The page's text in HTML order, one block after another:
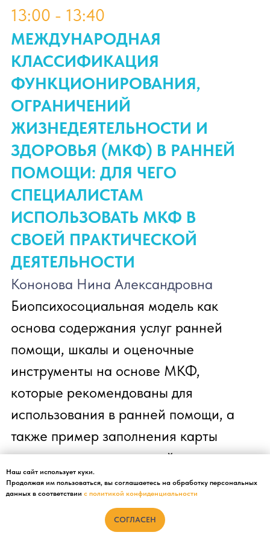
сурдологу и выявить или исключить
слуховую патологию. Ведь часто дети
с нарушениями слуха ведут себя как
слышащие ровесники, реагируют на
бытовые звуки. Проблемы со слухом
не всегда проявляются ярко, но они
нарушают восприятие речи. В
докладе будут рассмотрены
различные формы нарушений слуха и
основные подходы к выявлению
патологии слуха у детей.
Наш сайт использует куки.
Продолжая им пользоваться, вы соглашаетесь на обработку персональных
данных в соответствии с политикой конфиденциальности
СОГЛАСЕН